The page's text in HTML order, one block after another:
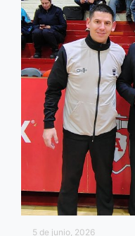
5 de junio, 2026